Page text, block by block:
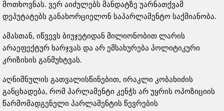
მოთხოვნას. ვერ აიძულებს მანდატზე უარნათქვამ
დეპუტატებს განახორციელონ საპარლამენტო საქმიანობა.
ამასთან, იწვევს ბიუჯეტიდან მილიონობით ლარის
არაეფექტურ ხარჯვას და არ ემსახურება პოლიტიკური
კრიზისის განმუხტვას.
აღნიშნულის გათვალისწინებით, ირაკლი კობახიძის
განცხადება, რომ პარლამენტი კენჭს არ უყრის ოპოზიციის
წარმომადგენელი პარლამენტის წევრების